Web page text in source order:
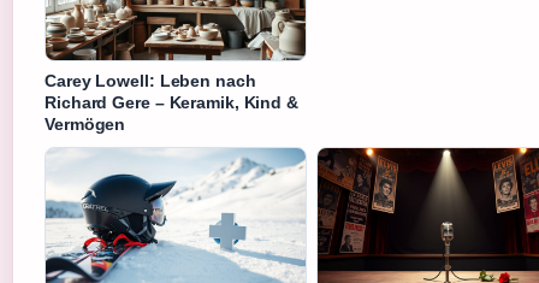
Carey Lowell: Leben nach
Richard Gere – Keramik, Kind &
Vermögen